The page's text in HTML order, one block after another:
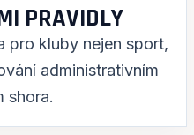
PRAVIDLY
pro kluby nejen sport,
administrativním
shora.